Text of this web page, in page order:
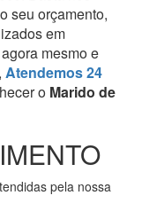
seu orçamento,
em
mesmo e
Atendemos 24
o Marido de
pela nossa